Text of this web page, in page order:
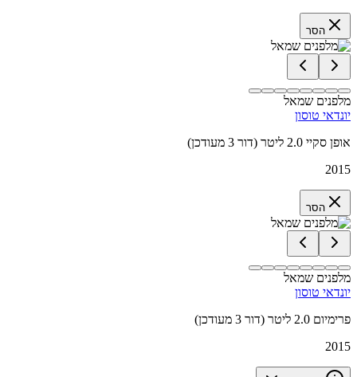
הסר
מלפנים שמאל
יונדאי טוסון
אופן סקיי 2.0 ליטר (דור 3 מעודכן)
2015
הסר
מלפנים שמאל
יונדאי טוסון
פרימיום 2.0 ליטר (דור 3 מעודכן)
2015